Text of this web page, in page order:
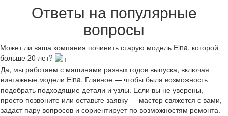
Ответы на популярные
вопросы
Может ли ваша компания починить старую модель Elna, которой
больше 20 лет?
Да, мы работаем с машинами разных годов выпуска, включая
винтажные модели Elna. Главное — чтобы была возможность
подобрать подходящие детали и узлы. Если вы не уверены,
просто позвоните или оставьте заявку — мастер свяжется с вами,
задаст пару вопросов и сориентирует по возможностям ремонта.